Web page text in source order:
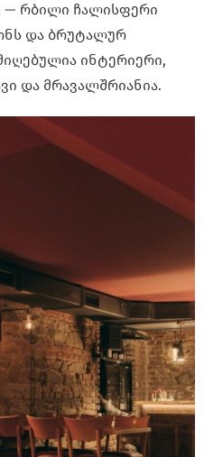
— რბილი ჩალისფერი
და ბრუტალურ
ინტერიერი,
და მრავალშრიანია.